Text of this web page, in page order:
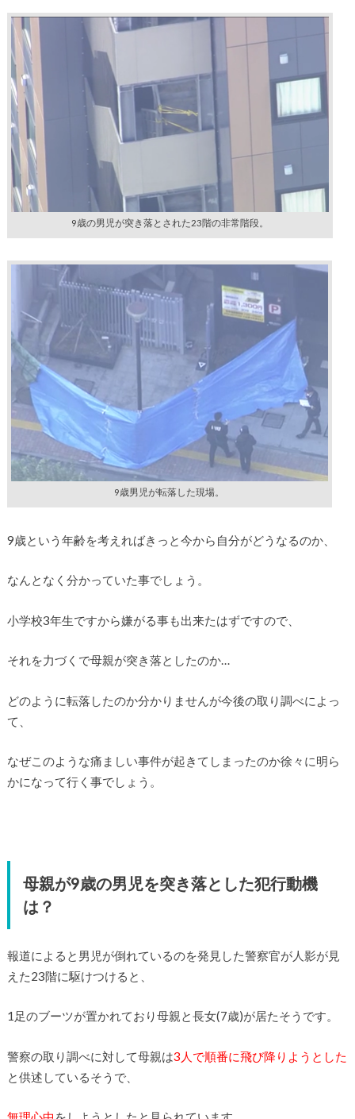
9歳の男児が突き落とされた23階の非常階段。
9歳男児が転落した現場。
9歳という年齢を考えればきっと今から自分がどうなるのか、
なんとなく分かっていた事でしょう。
小学校3年生ですから嫌がる事も出来たはずですので、
それを力づくで母親が突き落としたのか…
どのように転落したのか分かりませんが今後の取り調べによっ
て、
なぜこのような痛ましい事件が起きてしまったのか徐々に明ら
かになって行く事でしょう。
母親が9歳の男児を突き落とした犯行動機
は？
報道によると男児が倒れているのを発見した警察官が人影が見
えた23階に駆けつけると、
1足のブーツが置かれており母親と長女(7歳)が居たそうです。
警察の取り調べに対して母親は3人で順番に飛び降りようとした
と供述しているそうで、